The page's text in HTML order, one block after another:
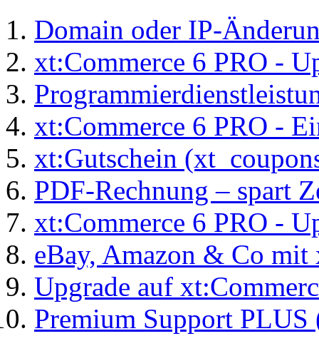
Domain oder IP-
xt:Commerce 6 PRO -
xt:Commerce 6 PRO -
xt:Gutschein
PDF-Rechnung – spart
xt:Commerce 6 PRO -
eBay, Amazon & Co
Upgrade auf
Premium Support